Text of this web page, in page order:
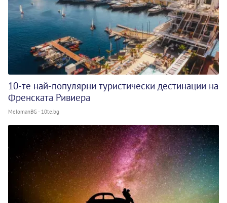
10-те най-популярни туристически дестинации на
Френската Ривиера
MelomanBG - 10te.bg